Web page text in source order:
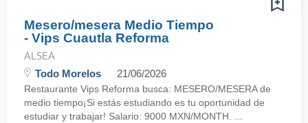
Mesero/mesera Medio Tiempo
- Vips Cuautla Reforma
ALSEA
Todo Morelos 21/06/2026
Restaurante Vips Reforma busca: MESERO/MESERA de
medio tiempo¡Si estás estudiando es tu oportunidad de
estudiar y trabajar! Salario: 9000 MXN/MONTH. ...